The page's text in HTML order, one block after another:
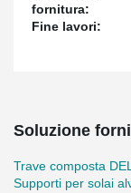
fornitura:
Fine lavori:
Soluzione
Trave composta
Supporti per solai